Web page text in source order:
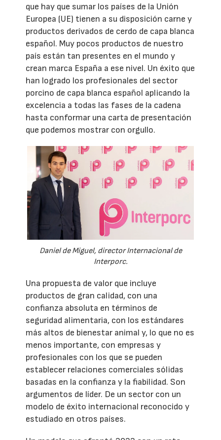
que hay que sumar los países de la Unión
Europea (UE) tienen a su disposición carne y
productos derivados de cerdo de capa blanca
español. Muy pocos productos de nuestro
país están tan presentes en el mundo y
crean marca España a ese nivel. Un éxito que
han logrado los profesionales del sector
porcino de capa blanca español aplicando la
excelencia a todas las fases de la cadena
hasta conformar una carta de presentación
que podemos mostrar con orgullo.
Daniel de Miguel, director Internacional de
Interporc.
Una propuesta de valor que incluye
productos de gran calidad, con una
confianza absoluta en términos de
seguridad alimentaria, con los estándares
más altos de bienestar animal y, lo que no es
menos importante, con empresas y
profesionales con los que se pueden
establecer relaciones comerciales sólidas
basadas en la confianza y la fiabilidad. Son
argumentos de líder. De un sector con un
modelo de éxito internacional reconocido y
estudiado en otros países.